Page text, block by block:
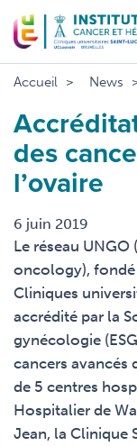
au
contenu
principal
Accueil News
des
l’ovaire
6 juin 2019
Le réseau
oncology),
Cliniques
accrédité par la
gynécologie
cancers avancés
de 5 centres
Hospitalier de
Jean, la Clinique